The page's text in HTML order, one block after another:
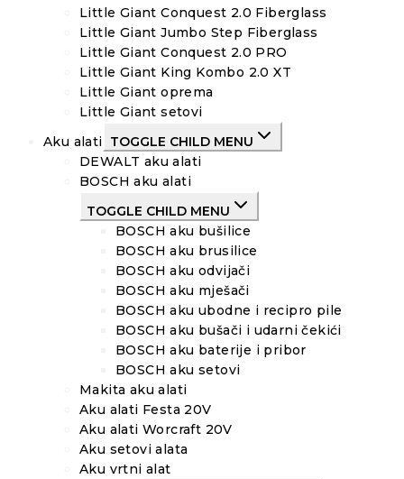
Little Giant Conquest 2.0 Fiberglass
Little Giant Jumbo Step Fiberglass
Little Giant Conquest 2.0 PRO
Little Giant King Kombo 2.0 XT
Little Giant oprema
Little Giant setovi
Aku alati TOGGLE CHILD MENU
DEWALT aku alati
BOSCH aku alati
TOGGLE CHILD MENU
BOSCH aku bušilice
BOSCH aku brusilice
BOSCH aku odvijači
BOSCH aku mješači
BOSCH aku ubodne i recipro pile
BOSCH aku bušači i udarni čekići
BOSCH aku baterije i pribor
BOSCH aku setovi
Makita aku alati
Aku alati Festa 20V
Aku alati Worcraft 20V
Aku setovi alata
Aku vrtni alat